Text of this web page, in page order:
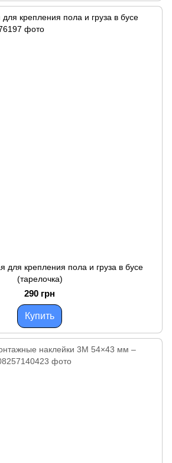
для крепления пола и груза в бусе
(тарелочка)
290 грн
Купить